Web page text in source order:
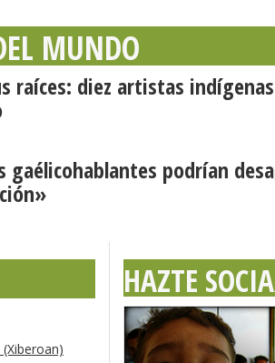
MUNDO
raíces: diez artistas
gaélicohablantes podrían
HAZTE